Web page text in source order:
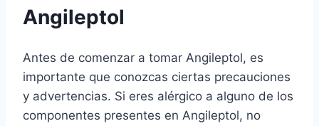
Angileptol
Antes de comenzar a tomar Angileptol, es
importante que conozcas ciertas precauciones
y advertencias. Si eres alérgico a alguno de los
componentes presentes en Angileptol, no